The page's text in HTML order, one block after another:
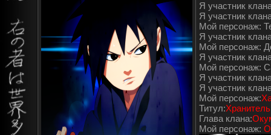
Я участник
Я участник
Мой персонаж:
Я участник
Мой персонаж:
Я участник
Мой персонаж:
Я участник
Я участник
Мой персонаж:
Титул:
Глава клана:
Мой персонаж: